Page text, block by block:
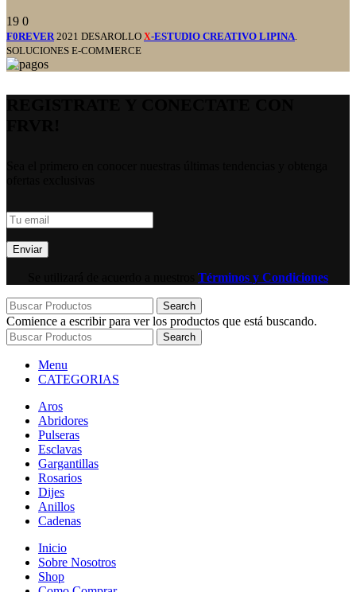
19 0
F0REVER 2021 DESAROLLO X-ESTUDIO CREATIVO LIPINA
SOLUCIONES E-COMMERCE
Términos y Condiciones
Search
Comience a escribir para ver los productos que está buscando.
Search
Menu
CATEGORIAS
Aros
Abridores
Pulseras
Esclavas
Gargantillas
Rosarios
Dijes
Anillos
Cadenas
Inicio
Sobre Nosotros
Shop